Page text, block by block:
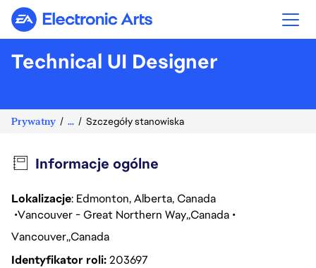
Electronic Arts
Technical UI Designer
Prywatny ... Szczegóły stanowiska
Informacje ogólne
Lokalizacje: Edmonton, Alberta, Canada
Vancouver - Great Northern Way Canada
Vancouver Canada
Identyfikator roli203697